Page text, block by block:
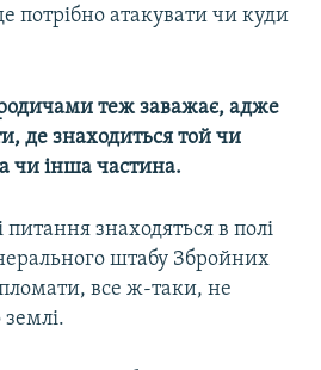
потрібно атакувати чи куди
теж заважає, адже
де знаходиться той чи
чи інша частина.
знаходяться в полі
штабу Збройних
все ж-таки, не
землі.